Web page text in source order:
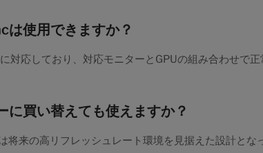
は使用できますか？
対応しており、対応モニターとGPUの組み合わせで正
買い替えても使えますか？
来の高リフレッシュレート環境を見据えた設計とな